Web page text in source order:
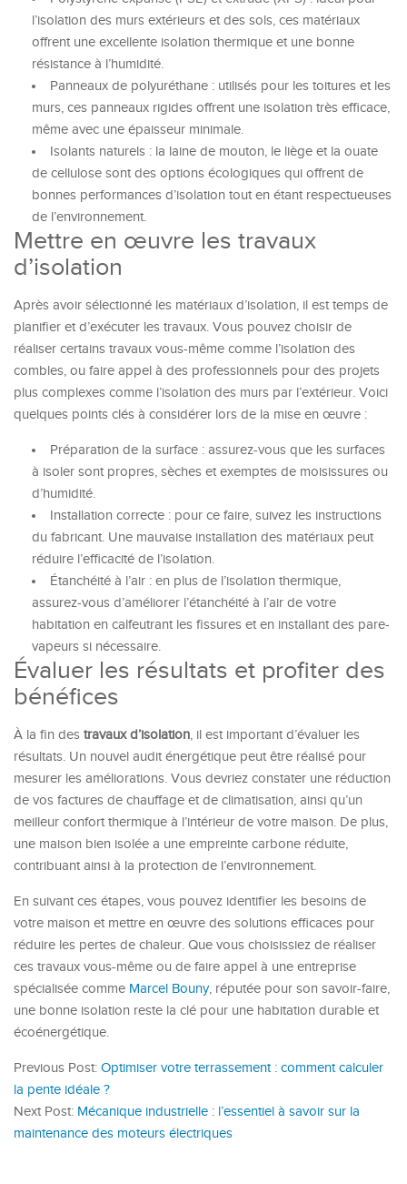
l’isolation des murs extérieurs et des sols, ces matériaux
offrent une excellente isolation thermique et une bonne
résistance à l’humidité.
Panneaux de polyuréthane : utilisés pour les toitures et les
murs, ces panneaux rigides offrent une isolation très efficace,
même avec une épaisseur minimale.
Isolants naturels : la laine de mouton, le liège et la ouate
de cellulose sont des options écologiques qui offrent de
bonnes performances d’isolation tout en étant respectueuses
de l’environnement.
Mettre en œuvre les travaux
d’isolation
Après avoir sélectionné les matériaux d’isolation, il est temps de
planifier et d’exécuter les travaux. Vous pouvez choisir de
réaliser certains travaux vous-même comme l’isolation des
combles, ou faire appel à des professionnels pour des projets
plus complexes comme l’isolation des murs par l’extérieur. Voici
quelques points clés à considérer lors de la mise en œuvre :
Préparation de la surface : assurez-vous que les surfaces
à isoler sont propres, sèches et exemptes de moisissures ou
d’humidité.
Installation correcte : pour ce faire, suivez les instructions
du fabricant. Une mauvaise installation des matériaux peut
réduire l’efficacité de l’isolation.
Étanchéité à l’air : en plus de l’isolation thermique,
assurez-vous d’améliorer l’étanchéité à l’air de votre
habitation en calfeutrant les fissures et en installant des pare-
vapeurs si nécessaire.
Évaluer les résultats et profiter des
bénéfices
À la fin des travaux d’isolation, il est important d’évaluer les
résultats. Un nouvel audit énergétique peut être réalisé pour
mesurer les améliorations. Vous devriez constater une réduction
de vos factures de chauffage et de climatisation, ainsi qu’un
meilleur confort thermique à l’intérieur de votre maison. De plus,
une maison bien isolée a une empreinte carbone réduite,
contribuant ainsi à la protection de l’environnement.
En suivant ces étapes, vous pouvez identifier les besoins de
votre maison et mettre en œuvre des solutions efficaces pour
réduire les pertes de chaleur. Que vous choisissiez de réaliser
ces travaux vous-même ou de faire appel à une entreprise
spécialisée comme Marcel Bouny, réputée pour son savoir-faire,
une bonne isolation reste la clé pour une habitation durable et
écoénergétique.
Previous Post: Optimiser votre terrassement : comment calculer
la pente idéale ?
Next Post: Mécanique industrielle : l’essentiel à savoir sur la
maintenance des moteurs électriques